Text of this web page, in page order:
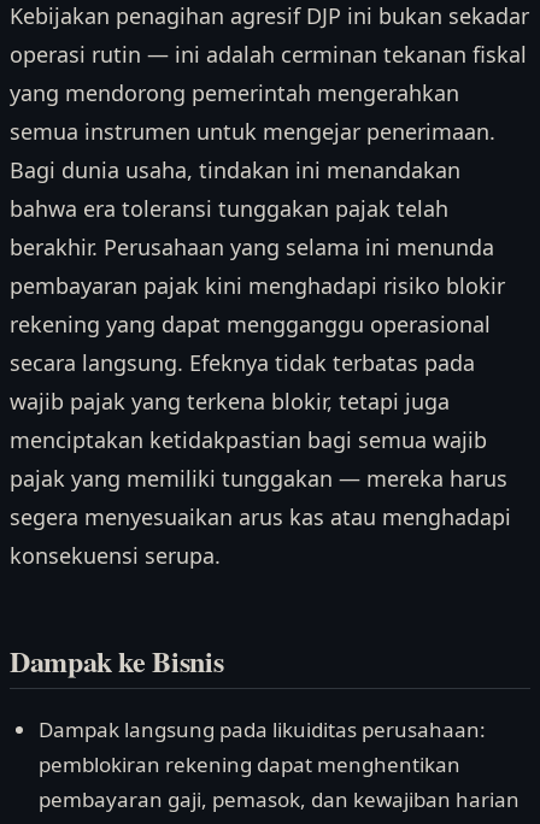
Kebijakan penagihan agresif DJP ini bukan sekadar
operasi rutin — ini adalah cerminan tekanan fiskal
yang mendorong pemerintah mengerahkan
semua instrumen untuk mengejar penerimaan.
Bagi dunia usaha, tindakan ini menandakan
bahwa era toleransi tunggakan pajak telah
berakhir. Perusahaan yang selama ini menunda
pembayaran pajak kini menghadapi risiko blokir
rekening yang dapat mengganggu operasional
secara langsung. Efeknya tidak terbatas pada
wajib pajak yang terkena blokir, tetapi juga
menciptakan ketidakpastian bagi semua wajib
pajak yang memiliki tunggakan — mereka harus
segera menyesuaikan arus kas atau menghadapi
konsekuensi serupa.
Dampak ke Bisnis
Dampak langsung pada likuiditas perusahaan:
pemblokiran rekening dapat menghentikan
pembayaran gaji, pemasok, dan kewajiban harian